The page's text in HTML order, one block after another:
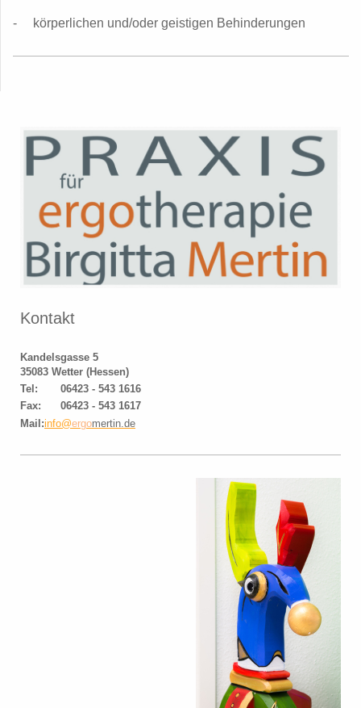
- körperlichen und/oder geistigen Behinderungen
Kontakt
Kandelsgasse 5
35083 Wetter (Hessen)
Tel: 06423 - 543 1616
Fax: 06423 - 543 1617
Mail:info@ergomertin.de